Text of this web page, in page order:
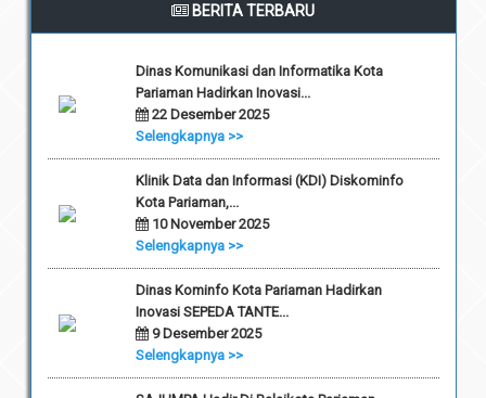
BERITA TERBARU
Dinas Komunikasi dan Informatika Kota
Pariaman Hadirkan Inovasi...
22 Desember 2025
Selengkapnya >>
Klinik Data dan Informasi (KDI) Diskominfo
Kota Pariaman,...
10 November 2025
Selengkapnya >>
Dinas Kominfo Kota Pariaman Hadirkan
Inovasi SEPEDA TANTE...
9 Desember 2025
Selengkapnya >>